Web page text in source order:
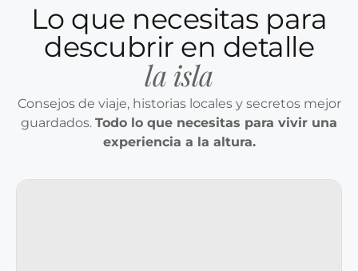
Lo que necesitas para
descubrir en detalle
la isla
Consejos de viaje, historias locales y secretos mejor
guardados. Todo lo que necesitas para vivir una
experiencia a la altura.